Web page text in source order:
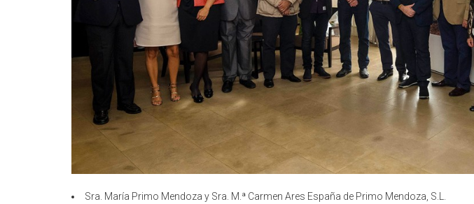
Sra. María Primo Mendoza y Sra. M.ª Carmen Ares España de Primo Mendoza, S.L.